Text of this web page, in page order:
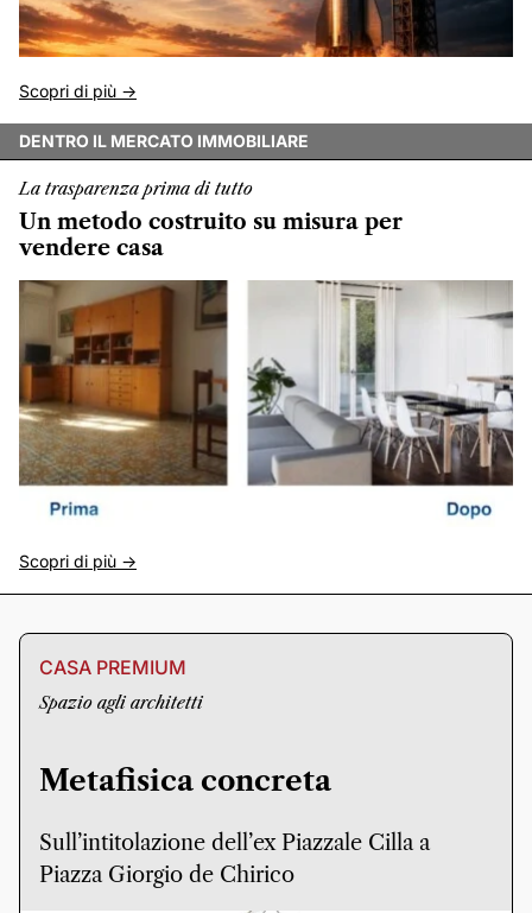
Scopri di più ->
DENTRO IL MERCATO IMMOBILIARE
La trasparenza prima di tutto
Un metodo costruito su misura per
vendere casa
Scopri di più ->
CASA PREMIUM
Spazio agli architetti
Metafisica concreta
Sull’intitolazione dell’ex Piazzale Cilla a
Piazza Giorgio de Chirico